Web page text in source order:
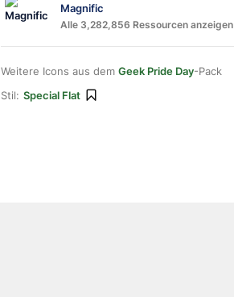
Magnific
Alle 3,282,856 Ressourcen anzeigen
Weitere Icons aus dem Geek Pride Day-Pack
Stil: Special Flat